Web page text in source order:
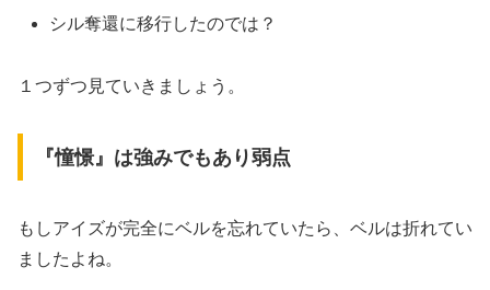
シル奪還に移行したのでは？
１つずつ見ていきましょう。
『憧憬』は強みでもあり弱点
もしアイズが完全にベルを忘れていたら、ベルは折れてい
ましたよね。